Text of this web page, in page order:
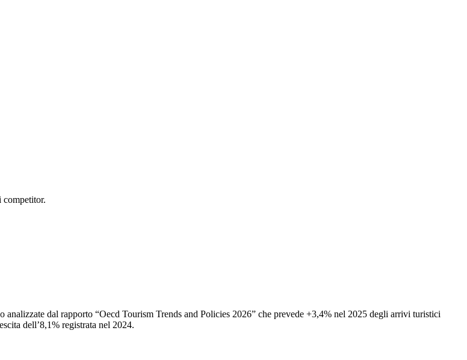
competitor.
dal rapporto “Oecd Tourism Trends and Policies 2026” che prevede +3,4% nel 2025 degli arrivi turistici
dell’8,1% registrata nel 2024.